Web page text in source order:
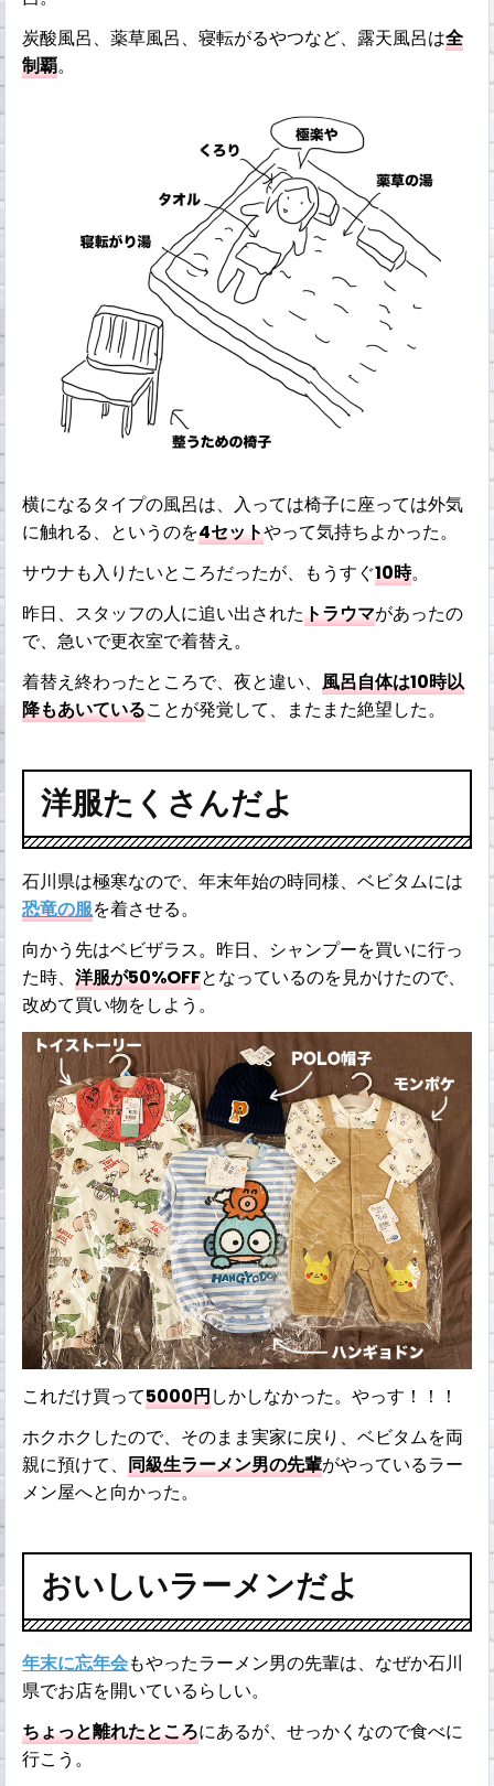
炭酸風呂、薬草風呂、寝転がるやつなど、露天風呂は全
制覇。
横になるタイプの風呂は、入っては椅子に座っては外気
に触れる、というのを4セットやって気持ちよかった。
サウナも入りたいところだったが、もうすぐ10時。
昨日、スタッフの人に追い出されたトラウマがあったの
で、急いで更衣室で着替え。
着替え終わったところで、夜と違い、風呂自体は10時以
降もあいていることが発覚して、またまた絶望した。
洋服たくさんだよ
石川県は極寒なので、年末年始の時同様、ベビタムには
恐竜の服を着させる。
向かう先はベビザラス。昨日、シャンプーを買いに行っ
た時、洋服が50%OFFとなっているのを見かけたので、
改めて買い物をしよう。
これだけ買って5000円しかしなかった。やっす！！！
ホクホクしたので、そのまま実家に戻り、ベビタムを両
親に預けて、同級生ラーメン男の先輩がやっているラー
メン屋へと向かった。
おいしいラーメンだよ
年末に忘年会もやったラーメン男の先輩は、なぜか石川
県でお店を開いているらしい。
ちょっと離れたところにあるが、せっかくなので食べに
行こう。